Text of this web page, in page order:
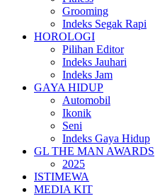
Grooming
Indeks Segak Rapi
HOROLOGI
Pilihan Editor
Indeks Jauhari
Indeks Jam
GAYA HIDUP
Automobil
Ikonik
Seni
Indeks Gaya Hidup
GL THE MAN AWARDS
2025
ISTIMEWA
MEDIA KIT